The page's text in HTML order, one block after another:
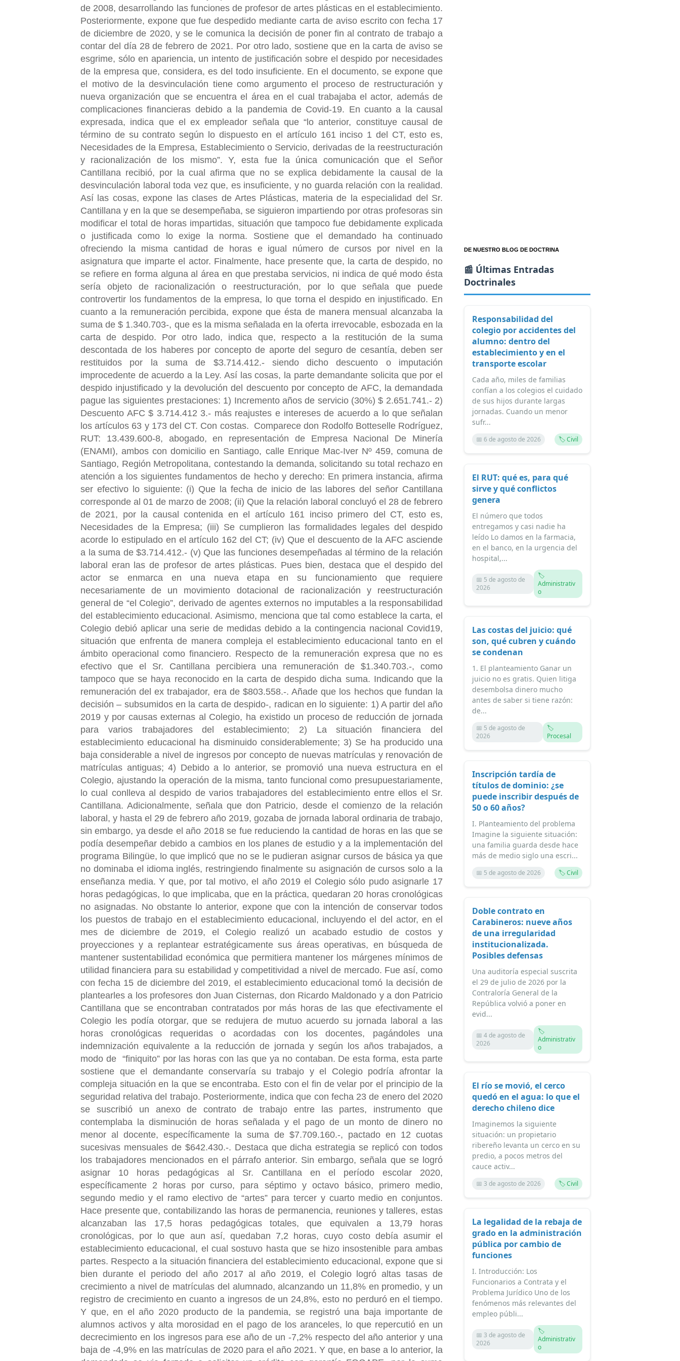
DE NUESTRO BLOG DE DOCTRINA
📰 Últimas Entradas
Doctrinales
Responsabilidad del
colegio por accidentes del
alumno: dentro del
establecimiento y en el
transporte escolar
Cada año, miles de familias
confían a los colegios el cuidado
de sus hijos durante largas
jornadas. Cuando un menor
sufr...
📅 6 de agosto de 2026 🏷️ Civil
El RUT: qué es, para qué
sirve y qué conflictos
genera
El número que todos
entregamos y casi nadie ha
leído Lo damos en la farmacia,
en el banco, en la urgencia del
hospital,...
📅 5 de agosto de
2026
🏷️
Administrativ
o
Las costas del juicio: qué
son, qué cubren y cuándo
se condenan
1. El planteamiento Ganar un
juicio no es gratis. Quien litiga
desembolsa dinero mucho
antes de saber si tiene razón:
de...
📅 5 de agosto de
2026
🏷️
Procesal
Inscripción tardía de
títulos de dominio: ¿se
puede inscribir después de
50 o 60 años?
I. Planteamiento del problema
Imagine la siguiente situación:
una familia guarda desde hace
más de medio siglo una escri...
📅 5 de agosto de 2026 🏷️ Civil
Doble contrato en
Carabineros: nueve años
de una irregularidad
institucionalizada.
Posibles defensas
Una auditoría especial suscrita
el 29 de julio de 2026 por la
Contraloría General de la
República volvió a poner en
evid...
📅 4 de agosto de
2026
🏷️
Administrativ
o
El río se movió, el cerco
quedó en el agua: lo que el
derecho chileno dice
Imaginemos la siguiente
situación: un propietario
ribereño levanta un cerco en su
predio, a pocos metros del
cauce activ...
📅 3 de agosto de 2026 🏷️ Civil
La legalidad de la rebaja de
grado en la administración
pública por cambio de
funciones
I. Introducción: Los
Funcionarios a Contrata y el
Problema Jurídico Uno de los
fenómenos más relevantes del
empleo públi...
📅 3 de agosto de
2026
🏷️
Administrativ
o